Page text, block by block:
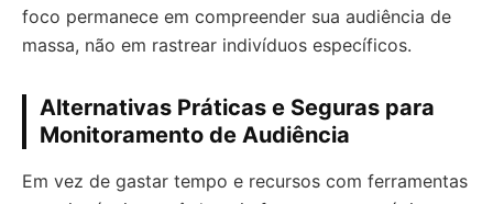
foco permanece em compreender sua audiência de
massa, não em rastrear indivíduos específicos.
Alternativas Práticas e Seguras para
Monitoramento de Audiência
Em vez de gastar tempo e recursos com ferramentas